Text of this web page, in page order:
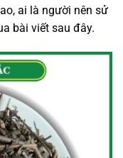
ai là người nên sử
bài viết sau đây.